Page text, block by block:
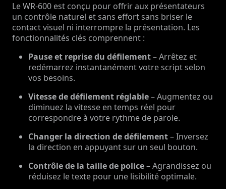
Le WR-600 est conçu pour offrir aux présentateurs
un contrôle naturel et sans effort sans briser le
contact visuel ni interrompre la présentation. Les
fonctionnalités clés comprennent :
Pause et reprise du défilement– Arrêtez et
redémarrez instantanément votre script selon
vos besoins.
Vitesse de défilement réglable– Augmentez ou
diminuez la vitesse en temps réel pour
correspondre à votre rythme de parole.
Changer la direction de défilement– Inversez
la direction en appuyant sur un seul bouton.
Contrôle de la taille de police– Agrandissez ou
réduisez le texte pour une lisibilité optimale.